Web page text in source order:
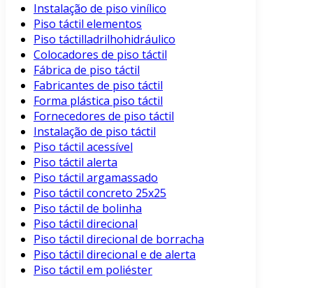
Instalação de piso vinílico
Piso táctil elementos
Piso táctilladrilhohidráulico
Colocadores de piso táctil
Fábrica de piso táctil
Fabricantes de piso táctil
Forma plástica piso táctil
Fornecedores de piso táctil
Instalação de piso táctil
Piso táctil acessível
Piso táctil alerta
Piso táctil argamassado
Piso táctil concreto 25x25
Piso táctil de bolinha
Piso táctil direcional
Piso táctil direcional de borracha
Piso táctil direcional e de alerta
Piso táctil em poliéster